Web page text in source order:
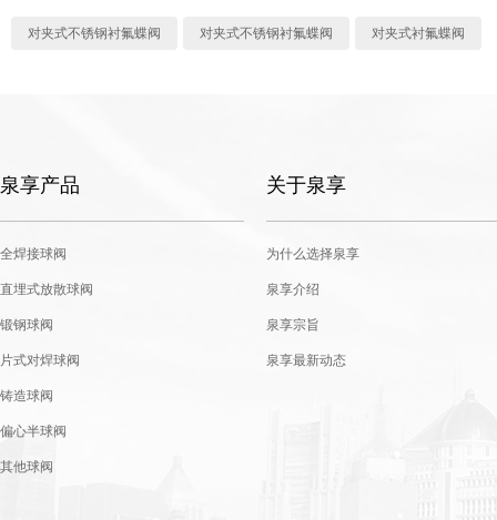
对夹式不锈钢衬氟蝶阀 对夹式不锈钢衬氟蝶阀 对夹式衬氟蝶阀
泉享产品
全焊接球阀
直埋式放散球阀
锻钢球阀
片式对焊球阀
铸造球阀
偏心半球阀
其他球阀
关于泉享
为什么选择泉享
泉享介绍
泉享宗旨
泉享最新动态